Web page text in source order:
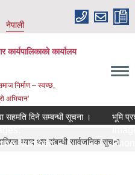
नेपाली
कार्यपालिकाकाे कार्यालय
निर्माण – स्वच्छ,
अभियान’
सहमति दिने सम्बन्धी सूचना ।
Number:
भूमि
म्याद थप संबन्धी सार्वजनिक सुचना